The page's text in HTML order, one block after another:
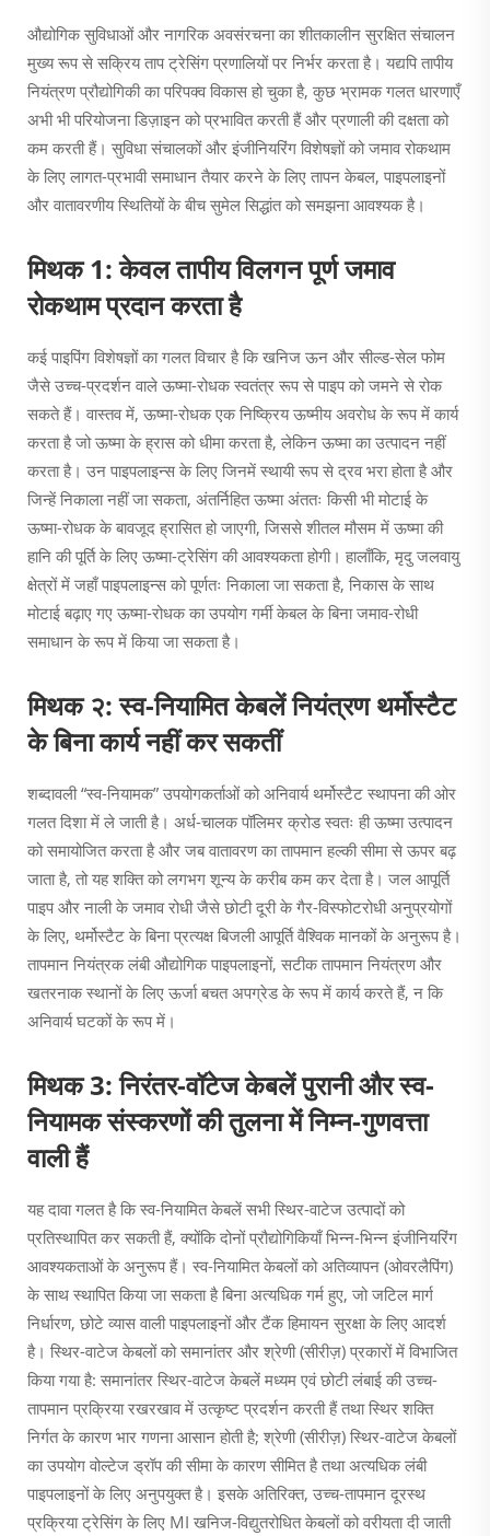
औद्योगिक सुविधाओं और नागरिक अवसंरचना का शीतकालीन सुरक्षित संचालन
मुख्य रूप से सक्रिय ताप ट्रेसिंग प्रणालियों पर निर्भर करता है। यद्यपि तापीय
नियंत्रण प्रौद्योगिकी का परिपक्व विकास हो चुका है, कुछ भ्रामक गलत धारणाएँ
अभी भी परियोजना डिज़ाइन को प्रभावित करती हैं और प्रणाली की दक्षता को
कम करती हैं। सुविधा संचालकों और इंजीनियरिंग विशेषज्ञों को जमाव रोकथाम
के लिए लागत-प्रभावी समाधान तैयार करने के लिए तापन केबल, पाइपलाइनों
और वातावरणीय स्थितियों के बीच सुमेल सिद्धांत को समझना आवश्यक है।
मिथक 1: केवल तापीय विलगन पूर्ण जमाव
रोकथाम प्रदान करता है
कई पाइपिंग विशेषज्ञों का गलत विचार है कि खनिज ऊन और सील्ड-सेल फोम
जैसे उच्च-प्रदर्शन वाले ऊष्मा-रोधक स्वतंत्र रूप से पाइप को जमने से रोक
सकते हैं। वास्तव में, ऊष्मा-रोधक एक निष्क्रिय ऊष्मीय अवरोध के रूप में कार्य
करता है जो ऊष्मा के ह्रास को धीमा करता है, लेकिन ऊष्मा का उत्पादन नहीं
करता है। उन पाइपलाइन्स के लिए जिनमें स्थायी रूप से द्रव भरा होता है और
जिन्हें निकाला नहीं जा सकता, अंतर्निहित ऊष्मा अंततः किसी भी मोटाई के
ऊष्मा-रोधक के बावजूद ह्रासित हो जाएगी, जिससे शीतल मौसम में ऊष्मा की
हानि की पूर्ति के लिए ऊष्मा-ट्रेसिंग की आवश्यकता होगी। हालाँकि, मृदु जलवायु
क्षेत्रों में जहाँ पाइपलाइन्स को पूर्णतः निकाला जा सकता है, निकास के साथ
मोटाई बढ़ाए गए ऊष्मा-रोधक का उपयोग गर्मी केबल के बिना जमाव-रोधी
समाधान के रूप में किया जा सकता है।
मिथक २: स्व-नियामित केबलें नियंत्रण थर्मोस्टैट
के बिना कार्य नहीं कर सकतीं
शब्दावली “स्व-नियामक” उपयोगकर्ताओं को अनिवार्य थर्मोस्टैट स्थापना की ओर
गलत दिशा में ले जाती है। अर्ध-चालक पॉलिमर क्रोड स्वतः ही ऊष्मा उत्पादन
को समायोजित करता है और जब वातावरण का तापमान हल्की सीमा से ऊपर बढ़
जाता है, तो यह शक्ति को लगभग शून्य के करीब कम कर देता है। जल आपूर्ति
पाइप और नाली के जमाव रोधी जैसे छोटी दूरी के गैर-विस्फोटरोधी अनुप्रयोगों
के लिए, थर्मोस्टैट के बिना प्रत्यक्ष बिजली आपूर्ति वैश्विक मानकों के अनुरूप है।
तापमान नियंत्रक लंबी औद्योगिक पाइपलाइनों, सटीक तापमान नियंत्रण और
खतरनाक स्थानों के लिए ऊर्जा बचत अपग्रेड के रूप में कार्य करते हैं, न कि
अनिवार्य घटकों के रूप में।
मिथक 3: निरंतर-वॉटेज केबलें पुरानी और स्व-
नियामक संस्करणों की तुलना में निम्न-गुणवत्ता
वाली हैं
यह दावा गलत है कि स्व-नियामित केबलें सभी स्थिर-वाटेज उत्पादों को
प्रतिस्थापित कर सकती हैं, क्योंकि दोनों प्रौद्योगिकियाँ भिन्न-भिन्न इंजीनियरिंग
आवश्यकताओं के अनुरूप हैं। स्व-नियामित केबलों को अतिव्यापन (ओवरलैपिंग)
के साथ स्थापित किया जा सकता है बिना अत्यधिक गर्म हुए, जो जटिल मार्ग
निर्धारण, छोटे व्यास वाली पाइपलाइनों और टैंक हिमायन सुरक्षा के लिए आदर्श
है। स्थिर-वाटेज केबलों को समानांतर और श्रेणी (सीरीज़) प्रकारों में विभाजित
किया गया है: समानांतर स्थिर-वाटेज केबलें मध्यम एवं छोटी लंबाई की उच्च-
तापमान प्रक्रिया रखरखाव में उत्कृष्ट प्रदर्शन करती हैं तथा स्थिर शक्ति
निर्गत के कारण भार गणना आसान होती है; श्रेणी (सीरीज़) स्थिर-वाटेज केबलों
का उपयोग वोल्टेज ड्रॉप की सीमा के कारण सीमित है तथा अत्यधिक लंबी
पाइपलाइनों के लिए अनुपयुक्त है। इसके अतिरिक्त, उच्च-तापमान दूरस्थ
प्रक्रिया ट्रेसिंग के लिए MI खनिज-विद्युतरोधित केबलों को वरीयता दी जाती